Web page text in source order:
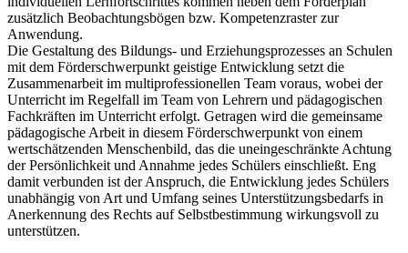
zusätzlich Beobachtungsbögen bzw. Kompetenzraster zur
Anwendung.
Die Gestaltung des Bildungs- und Erziehungsprozesses an Schulen
mit dem Förderschwerpunkt geistige Entwicklung setzt die
Zusammenarbeit im multiprofessionellen Team voraus, wobei der
Unterricht im Regelfall im Team von Lehrern und pädagogischen
Fachkräften im Unterricht erfolgt. Getragen wird die gemeinsame
pädagogische Arbeit in diesem Förderschwerpunkt von einem
wertschätzenden Menschenbild, das die uneingeschränkte Achtung
der Persönlichkeit und Annahme jedes Schülers einschließt. Eng
damit verbunden ist der Anspruch, die Entwicklung jedes Schülers
unabhängig von Art und Umfang seines Unterstützungsbedarfs in
Anerkennung des Rechts auf Selbstbestimmung wirkungsvoll zu
unterstützen.